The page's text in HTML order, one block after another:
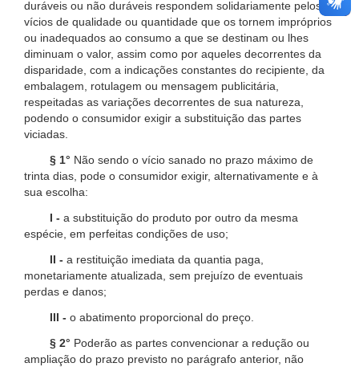
duráveis ou não duráveis respondem solidariamente pelos
vícios de qualidade ou quantidade que os tornem impróprios
ou inadequados ao consumo a que se destinam ou lhes
diminuam o valor, assim como por aqueles decorrentes da
disparidade, com a indicações constantes do recipiente, da
embalagem, rotulagem ou mensagem publicitária,
respeitadas as variações decorrentes de sua natureza,
podendo o consumidor exigir a substituição das partes
viciadas.
§ 1° Não sendo o vício sanado no prazo máximo de
trinta dias, pode o consumidor exigir, alternativamente e à
sua escolha:
I - a substituição do produto por outro da mesma
espécie, em perfeitas condições de uso;
II - a restituição imediata da quantia paga,
monetariamente atualizada, sem prejuízo de eventuais
perdas e danos;
III - o abatimento proporcional do preço.
§ 2° Poderão as partes convencionar a redução ou
ampliação do prazo previsto no parágrafo anterior, não